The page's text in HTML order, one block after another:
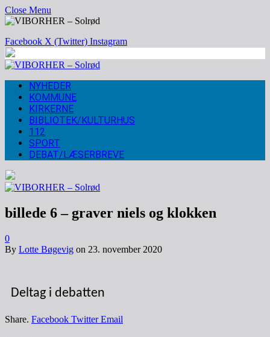
Close Menu
Facebook X (Twitter) Instagram
NYHEDER
KOMMUNE
KIRKERNE
BIBLIOTEK/KULTURHUS
112
SPORT
DEBAT/LÆSERBREVE
billede 6 – graver niels og klokken
0
By Lotte Bøgevig on 23. november 2020
Deltag i debatten
Share. Facebook Twitter Email